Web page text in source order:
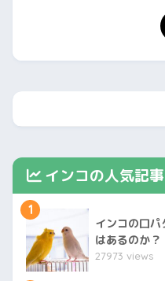
インコの人気記事
1
インコの口
はあるのか？
27973 views